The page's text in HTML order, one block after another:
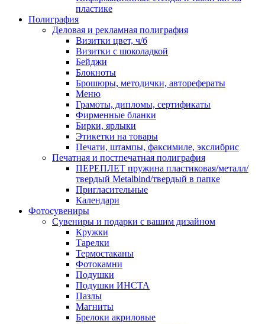
пластике
Полиграфия
Деловая и рекламная полиграфия
Визитки цвет, ч/б
Визитки с шоколадкой
Бейджи
Блокноты
Брошюры, методички, авторефераты
Меню
Грамоты, дипломы, сертификаты
Фирменные бланки
Бирки, ярлыки
Этикетки на товары
Печати, штампы, факсимиле, экслибрис
Печатная и постпечатная полиграфия
ПЕРЕПЛЕТ пружина пластиковая/металл/
твердый Metalbind/твердый в папке
Пригласительные
Календари
Фотосувениры
Сувениры и подарки с вашим дизайном
Кружки
Тарелки
Термостаканы
Фотокамни
Подушки
Подушки ИНСТА
Пазлы
Магниты
Брелоки акриловые